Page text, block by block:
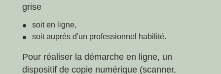
grise
soit en ligne,
soit auprès d'un professionnel habilité.
Pour réaliser la démarche en ligne, un
dispositif de copie numérique (scanner,